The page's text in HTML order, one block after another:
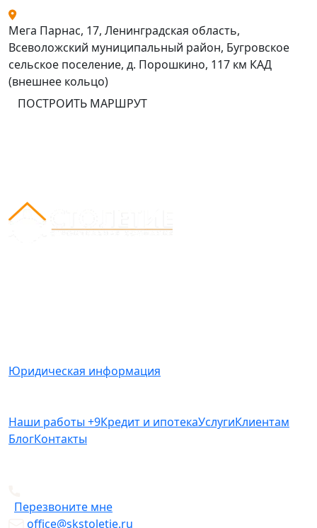
Мега Парнас, 17, Ленинградская область,
Всеволожский муниципальный район, Бугровское
сельское поселение, д. Порошкино, 117 км КАД
(внешнее кольцо)
ПОСТРОИТЬ МАРШРУТ
Юридическая информация
Наши работы +9Кредит и ипотекаУслугиКлиентам
БлогКонтакты
Перезвоните мне
office@skstoletie.ru